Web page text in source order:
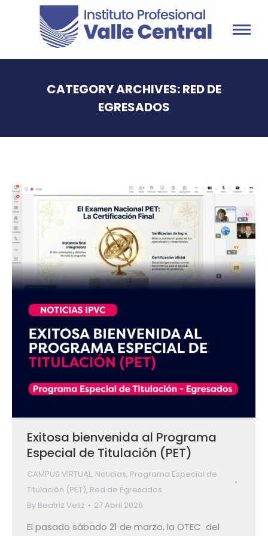
CATEGORY ARCHIVES:RED DE
EGRESADOS
Exitosa bienvenida al Programa
Especial de Titulación (PET)
CAMPUS VIRTUAL, Noticias, Programa Especial de
Titulación (PET), Red de Egresados
By Beatriz Veliz 27 Abril 2026
El pasado sábado 21 de marzo, la OTEC del